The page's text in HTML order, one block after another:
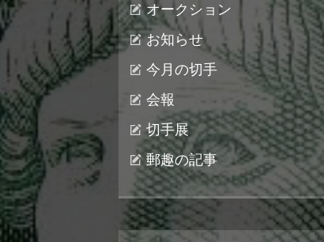
オークション
お知らせ
今月の切手
会報
切手展
郵趣の記事